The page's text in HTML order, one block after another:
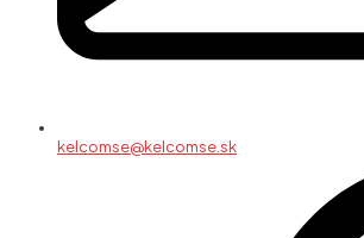
kelcomse@kelcomse.sk